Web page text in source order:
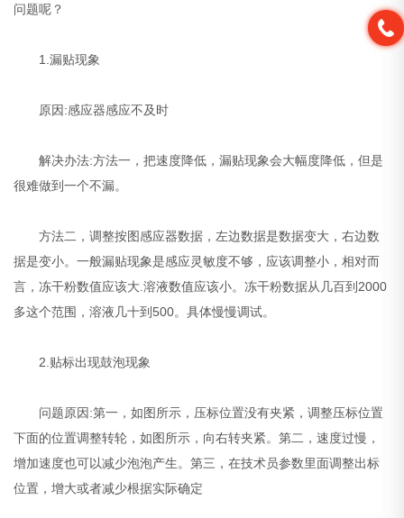
问题呢？
1.漏贴现象
原因:感应器感应不及时
解决办法:方法一，把速度降低，漏贴现象会大幅度降低，但是
很难做到一个不漏。
方法二，调整按图感应器数据，左边数据是数据变大，右边数
据是变小。一般漏贴现象是感应灵敏度不够，应该调整小，相对而
言，冻干粉数值应该大.溶液数值应该小。冻干粉数据从几百到2000
多这个范围，溶液几十到500。具体慢慢调试。
2.贴标出现鼓泡现象
问题原因:第一，如图所示，压标位置没有夹紧，调整压标位置
下面的位置调整转轮，如图所示，向右转夹紧。第二，速度过慢，
增加速度也可以减少泡泡产生。第三，在技术员参数里面调整出标
位置，增大或者减少根据实际确定